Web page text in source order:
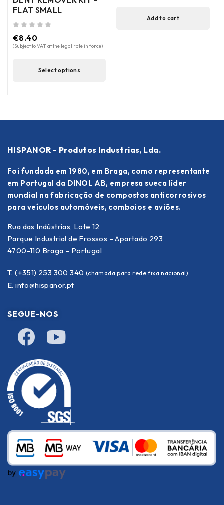
FLAT SMALL
€8.40
(Subject to VAT at the legal rate in force)
Select options
Add to cart
HISPANOR - Produtos Industrias, Lda.
Foi fundada em 1980, em Braga, como representante
em Portugal da DINOL AB, empresa sueca líder
mundial na fabricação de compostos anticorrosivos
para veículos automóveis, comboios e aviões.
Rua das Indústrias, Lote 12
Parque Industrial de Frossos – Apartado 293
4700-110 Braga – Portugal
T. (+351) 253 300 340 (chamada para rede fixa nacional)
E. info@hispanor.pt
SEGUE-NOS